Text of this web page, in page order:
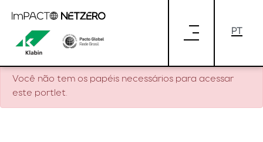
Você não tem os papéis necessários para acessar
este portlet.
Você não tem os papéis necessários para acessar
este portlet.